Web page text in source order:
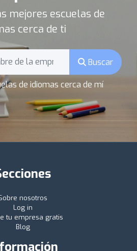
mejores escuelas de
cerca de ti
Buscar
de idiomas cerca de mí
nosotros
Log in
tu empresa gratis
Blog